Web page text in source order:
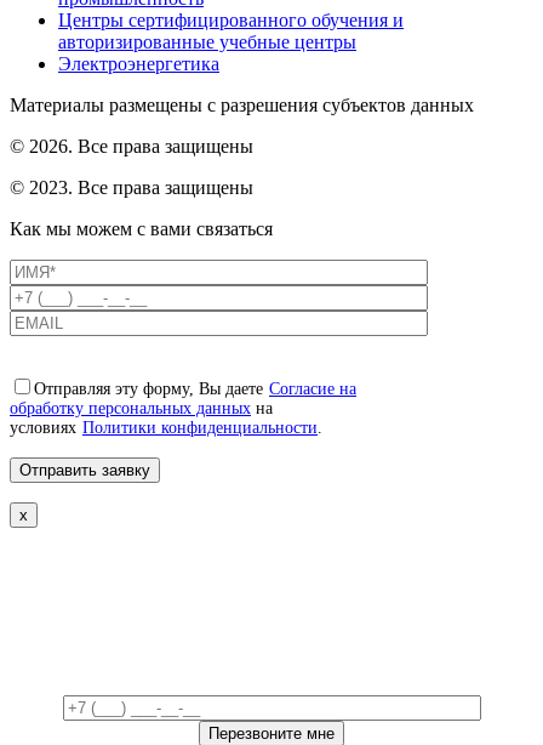
Центры сертифицированного обучения и
авторизированные учебные центры
Электроэнергетика
Материалы размещены с разрешения субъектов данных
© 2026. Все права защищены
© 2023. Все права защищены
Как мы можем с вами связаться
Отправляя эту форму, Вы даете Согласие на
обработку персональных данных на
условиях Политики конфиденциальности.
x